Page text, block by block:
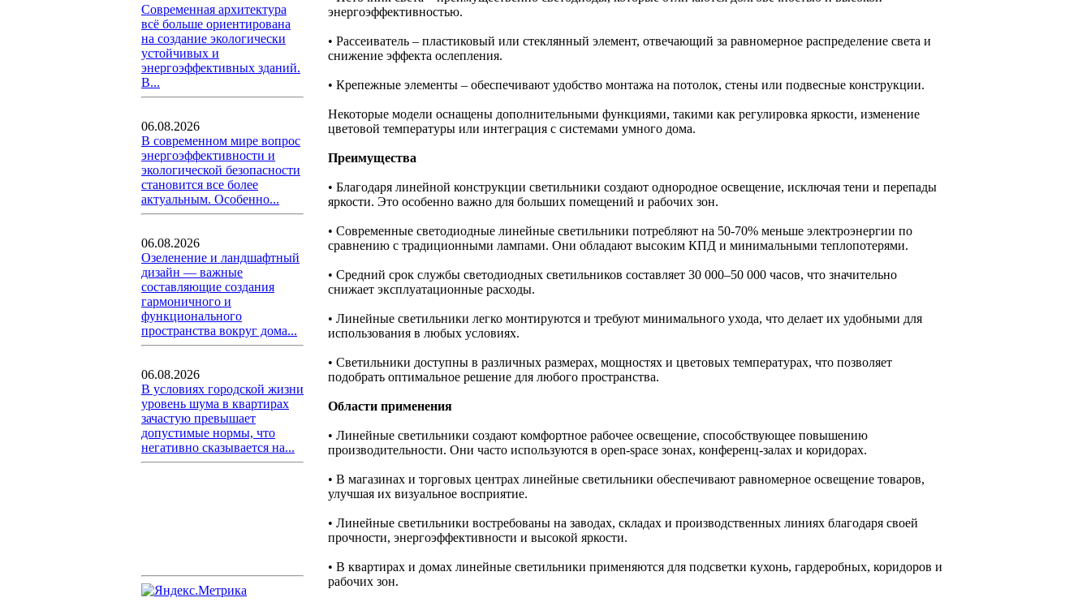
Современная архитектура
всё больше ориентирована
на создание экологически
устойчивых и
энергоэффективных зданий.
В...
06.08.2026
В современном мире вопрос
энергоэффективности и
экологической безопасности
становится все более
актуальным. Особенно...
06.08.2026
Озеленение и ландшафтный
дизайн — важные
составляющие создания
гармоничного и
функционального
пространства вокруг дома...
06.08.2026
В условиях городской жизни
уровень шума в квартирах
зачастую превышает
допустимые нормы, что
негативно сказывается на...
энергоэффективностью.
• Рассеиватель – пластиковый или стеклянный элемент, отвечающий за равномерное распределение света и
снижение эффекта ослепления.
• Крепежные элементы – обеспечивают удобство монтажа на потолок, стены или подвесные конструкции.
Некоторые модели оснащены дополнительными функциями, такими как регулировка яркости, изменение
цветовой температуры или интеграция с системами умного дома.
Преимущества
• Благодаря линейной конструкции светильники создают однородное освещение, исключая тени и перепады
яркости. Это особенно важно для больших помещений и рабочих зон.
• Современные светодиодные линейные светильники потребляют на 50-70% меньше электроэнергии по
сравнению с традиционными лампами. Они обладают высоким КПД и минимальными теплопотерями.
• Средний срок службы светодиодных светильников составляет 30 000–50 000 часов, что значительно
снижает эксплуатационные расходы.
• Линейные светильники легко монтируются и требуют минимального ухода, что делает их удобными для
использования в любых условиях.
• Светильники доступны в различных размерах, мощностях и цветовых температурах, что позволяет
подобрать оптимальное решение для любого пространства.
Области применения
• Линейные светильники создают комфортное рабочее освещение, способствующее повышению
производительности. Они часто используются в open-space зонах, конференц-залах и коридорах.
• В магазинах и торговых центрах линейные светильники обеспечивают равномерное освещение товаров,
улучшая их визуальное восприятие.
• Линейные светильники востребованы на заводах, складах и производственных линиях благодаря своей
прочности, энергоэффективности и высокой яркости.
• В квартирах и домах линейные светильники применяются для подсветки кухонь, гардеробных, коридоров и
рабочих зон.